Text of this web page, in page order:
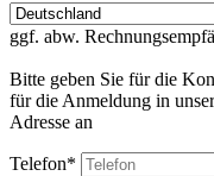
ggf. abw.
Bitte geben Sie für die
für die Anmeldung in
Adresse an
Telefon*